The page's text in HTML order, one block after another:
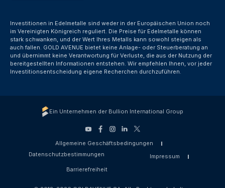
Investitionen in Edelmetalle sind weder in der Europäischen Union noch
im Vereinigten Königreich reguliert. Die Preise für Edelmetalle können
stark schwanken, und der Wert Ihres Metalls kann sowohl steigen als
auch fallen. GOLD AVENUE bietet keine Anlage- oder Steuerberatung an
und übernimmt keine Verantwortung für Verluste, die aus der Nutzung der
bereitgestellten Informationen entstehen. Wir empfehlen Ihnen, vor jeder
Investitionsentscheidung eigene Recherchen durchzuführen.
Ein Unternehmen der Bullion International Group
Allgemeine Geschäftsbedingungen
Datenschutzbestimmungen
Impressum
Barrierefreiheit